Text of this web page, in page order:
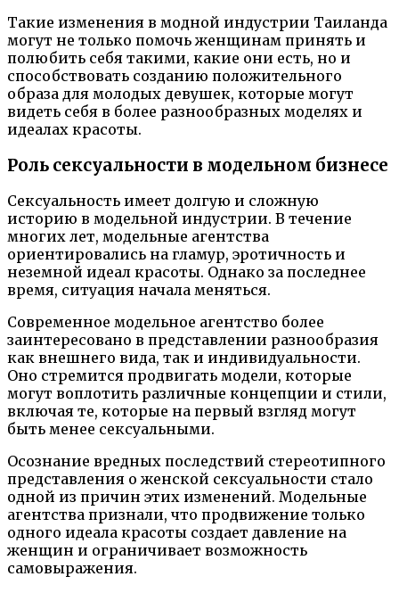
Такие изменения в модной индустрии Таиланда
могут не только помочь женщинам принять и
полюбить себя такими, какие они есть, но и
способствовать созданию положительного
образа для молодых девушек, которые могут
видеть себя в более разнообразных моделях и
идеалах красоты.
Роль сексуальности в модельном бизнесе
Сексуальность имеет долгую и сложную
историю в модельной индустрии. В течение
многих лет, модельные агентства
ориентировались на гламур, эротичность и
неземной идеал красоты. Однако за последнее
время, ситуация начала меняться.
Современное модельное агентство более
заинтересовано в представлении разнообразия
как внешнего вида, так и индивидуальности.
Оно стремится продвигать модели, которые
могут воплотить различные концепции и стили,
включая те, которые на первый взгляд могут
быть менее сексуальными.
Осознание вредных последствий стереотипного
представления о женской сексуальности стало
одной из причин этих изменений. Модельные
агентства признали, что продвижение только
одного идеала красоты создает давление на
женщин и ограничивает возможность
самовыражения.